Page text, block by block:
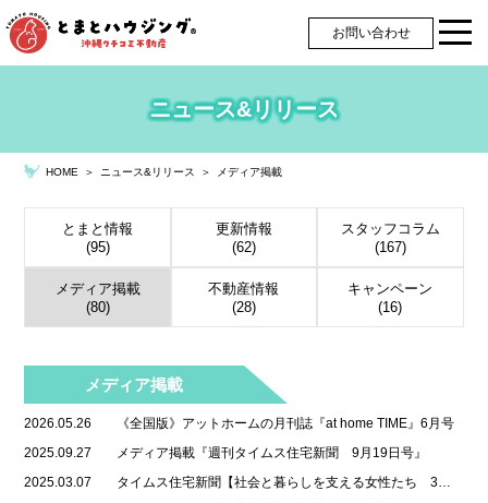
お問い合わせ
ニュース&リリース
HOME ＞ ニュース&リリース ＞ メディア掲載
とまと情報
(95)
更新情報
(62)
スタッフコラム
(167)
メディア掲載
(80)
不動産情報
(28)
キャンペーン
(16)
メディア掲載
2026.05.26
《全国版》アットホームの月刊誌『at home TIME』6月号
2025.09.27
メディア掲載『週刊タイムス住宅新聞 9月19日号』
2025.03.07
タイムス住宅新聞【社会と暮らしを支える女性たち 3月8日は国際女性デー】特集インタビュー